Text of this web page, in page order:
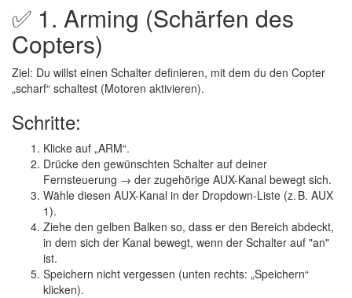
✅ 1. Arming (Schärfen des
Copters)
Ziel: Du willst einen Schalter definieren, mit dem du den Copter
„scharf“ schaltest (Motoren aktivieren).
Schritte:
Klicke auf „ARM“.
Drücke den gewünschten Schalter auf deiner
Fernsteuerung → der zugehörige AUX-Kanal bewegt sich.
Wähle diesen AUX-Kanal in der Dropdown-Liste (z. B. AUX
1).
Ziehe den gelben Balken so, dass er den Bereich abdeckt,
in dem sich der Kanal bewegt, wenn der Schalter auf "an"
ist.
Speichern nicht vergessen (unten rechts: „Speichern“
klicken).